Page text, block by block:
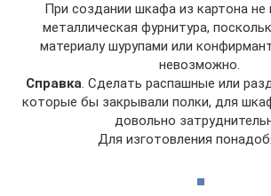
При создании шкафа из картона не
металлическая фурнитура,
материалу шурупами или
невозможно.
Справка. Сделать распашные или
которые бы закрывали полки, для
довольно
Для изготовления